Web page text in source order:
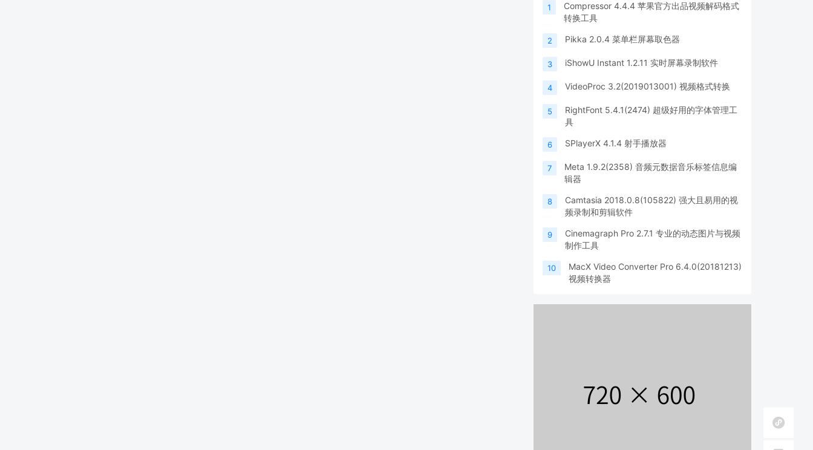
1
Compressor 4.4.4 苹果官方出品视频解码格式
转换工具
2 Pikka 2.0.4 菜单栏屏幕取色器
3 iShowU Instant 1.2.11 实时屏幕录制软件
4 VideoProc 3.2(2019013001) 视频格式转换
5
RightFont 5.4.1(2474) 超级好用的字体管理工
具
6 SPlayerX 4.1.4 射手播放器
7
Meta 1.9.2(2358) 音频元数据音乐标签信息编
辑器
8
Camtasia 2018.0.8(105822) 强大且易用的视
频录制和剪辑软件
9
Cinemagraph Pro 2.7.1 专业的动态图片与视频
制作工具
10
MacX Video Converter Pro 6.4.0(20181213)
视频转换器